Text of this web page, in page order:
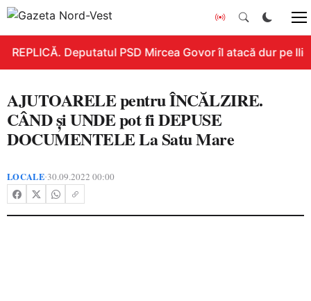
REPLICĂ. Deputatul PSD Mircea Govor îl atacă dur pe
AJUTOARELE pentru ÎNCĂLZIRE.
CÂND și UNDE pot fi DEPUSE
DOCUMENTELE La Satu Mare
LOCALE•30.09.2022 00:00